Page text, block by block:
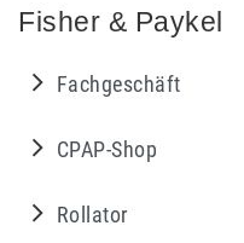
Fisher & Paykel
Fachgeschäft
CPAP-Shop
Rollator